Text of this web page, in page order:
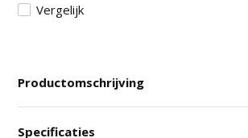
Vergelijk
Productomschrijving
Specificaties